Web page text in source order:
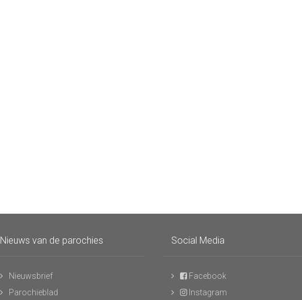
Nieuws van de parochies
Nieuwsbrief
Parochieblad
Social Media
Facebook
Instagram